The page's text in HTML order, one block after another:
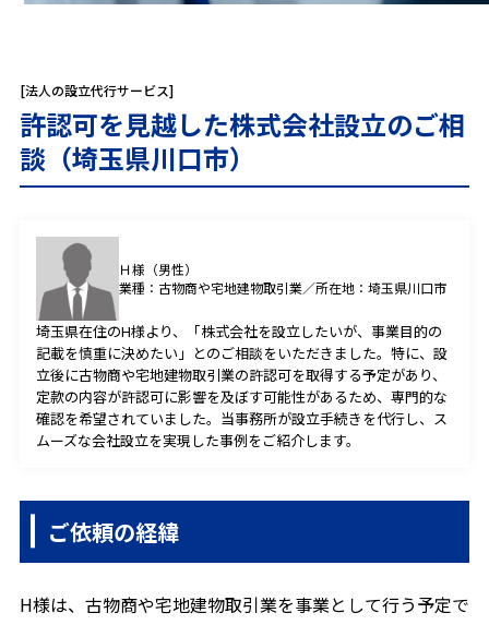
[法人の設立代行サービス]
許認可を見越した株式会社設立のご相
談（埼玉県川口市）
Ｈ様（男性）
業種：古物商や宅地建物取引業／所在地：埼玉県川口市
埼玉県在住のH様より、「株式会社を設立したいが、事業目的の
記載を慎重に決めたい」とのご相談をいただきました。特に、設
立後に古物商や宅地建物取引業の許認可を取得する予定があり、
定款の内容が許認可に影響を及ぼす可能性があるため、専門的な
確認を希望されていました。当事務所が設立手続きを代行し、ス
ムーズな会社設立を実現した事例をご紹介します。
ご依頼の経緯
H様は、古物商や宅地建物取引業を事業として行う予定で
プライバシーポリシー
CONTACT
お問合せ
ご質問やご相談がございましたら、お気軽にお問合せく
ださい。
専門スタッフが丁寧に対応いたします。
0120-088-173